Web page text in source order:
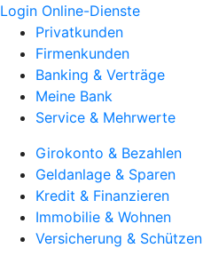
Login Online-Dienste
Privatkunden
Firmenkunden
Banking & Verträge
Meine Bank
Service & Mehrwerte
Girokonto & Bezahlen
Geldanlage & Sparen
Kredit & Finanzieren
Immobilie & Wohnen
Versicherung & Schützen